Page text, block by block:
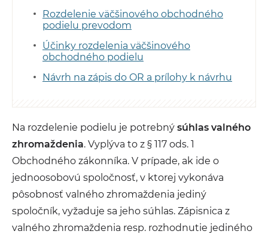
Rozdelenie väčšinového obchodného
podielu prevodom
Účinky rozdelenia väčšinového
obchodného podielu
Návrh na zápis do OR a prílohy k návrhu
Na rozdelenie podielu je potrebný súhlas valného
zhromaždenia. Vyplýva to z § 117 ods. 1
Obchodného zákonníka. V prípade, ak ide o
jednoosobovú spoločnosť, v ktorej vykonáva
pôsobnosť valného zhromaždenia jediný
spoločník, vyžaduje sa jeho súhlas. Zápisnica z
valného zhromaždenia resp. rozhodnutie jediného